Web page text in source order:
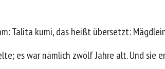
Talita kumi, das heißt übersetzt:
es war nämlich zwölf Jahre alt. Und sie